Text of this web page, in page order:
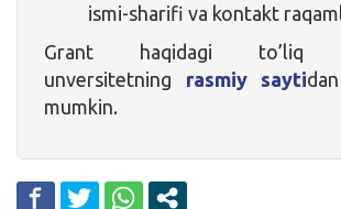
ismi-sharifi va kontakt
Grant haqidagi to’liq
unversitetning rasmiy sayti
mumkin.